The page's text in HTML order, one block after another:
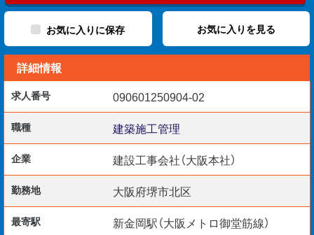
協力会社対応など
【応募条件】
実務経験3年以上
＜優遇資格＞
管理建築士
木造建築士
一・二級建築士
お気に入りに保存 お気に入りを見る
詳細情報
求人番号 090601250904-02
職種 建築施工管理
企業 建設工事会社（大阪本社）
勤務地 大阪府堺市北区
最寄駅 新金岡駅（大阪メトロ御堂筋線）